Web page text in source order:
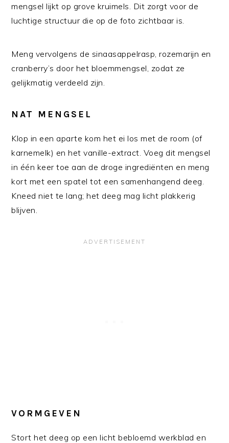
mengsel lijkt op grove kruimels. Dit zorgt voor de
luchtige structuur die op de foto zichtbaar is.
Meng vervolgens de sinaasappelrasp, rozemarijn en
cranberry’s door het bloemmengsel, zodat ze
gelijkmatig verdeeld zijn.
NAT MENGSEL
Klop in een aparte kom het ei los met de room (of
karnemelk) en het vanille-extract. Voeg dit mengsel
in één keer toe aan de droge ingrediënten en meng
kort met een spatel tot een samenhangend deeg.
Kneed niet te lang; het deeg mag licht plakkerig
blijven.
VORMGEVEN
Stort het deeg op een licht bebloemd werkblad en